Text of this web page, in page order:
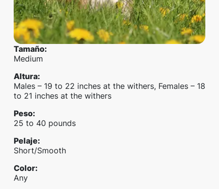
Tamaño:
Medium
Altura:
Males – 19 to 22 inches at the withers, Females – 18
to 21 inches at the withers
Peso:
25 to 40 pounds
Pelaje:
Short/Smooth
Color:
Any